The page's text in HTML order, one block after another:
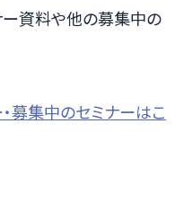
ー資料や他の募集中の
募集中のセミナーはこ